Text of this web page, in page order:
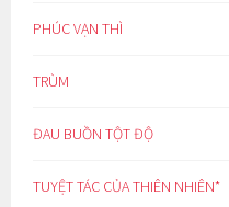
PHÚC VẠN THÌ
TRÙM
ĐAU BUỒN TỘT ĐỘ
TUYỆT TÁC CỦA THIÊN NHIÊN*